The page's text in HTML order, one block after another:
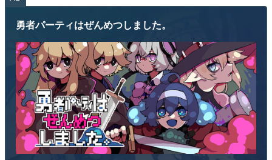
勇者パーティはぜんめつしました。